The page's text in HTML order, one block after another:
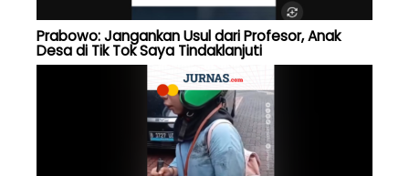
Prabowo: Jangankan Usul dari Profesor, Anak
Desa di Tik Tok Saya Tindaklanjuti